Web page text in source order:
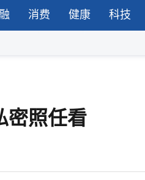
消费 健康 科技
密照任看